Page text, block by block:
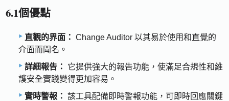
6.1個優點
直觀的界面： Change Auditor 以其易於使用和直覺的
介面而聞名。
詳細報告：
它提供強大的報告功能，使滿足合規性和維
護安全實踐變得更加容易。
實時警報： 該工具配備即時警報功能，可即時回應關鍵